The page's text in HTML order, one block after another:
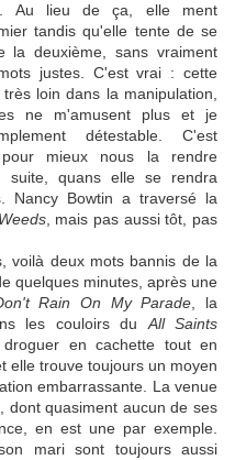
Au lieu de ça, elle ment
tandis qu'elle tente de se
la deuxième, sans vraiment
justes. C'est vrai : cette
loin dans la manipulation,
ne m'amusent plus et je
détestable. C'est
mieux nous la rendre
suite, quans elle se rendra
Nancy Bowtin a traversé la
Weeds, mais pas aussi tôt, pas
voilà deux mots bannis de la
quelques minutes, après une
Rain On My Parade , la
les couloirs du All Saints
en cachette tout en
elle trouve toujours un moyen
embarrassante. La venue
dont quasiment aucun de ses
en est une par exemple.
mari sont toujours aussi